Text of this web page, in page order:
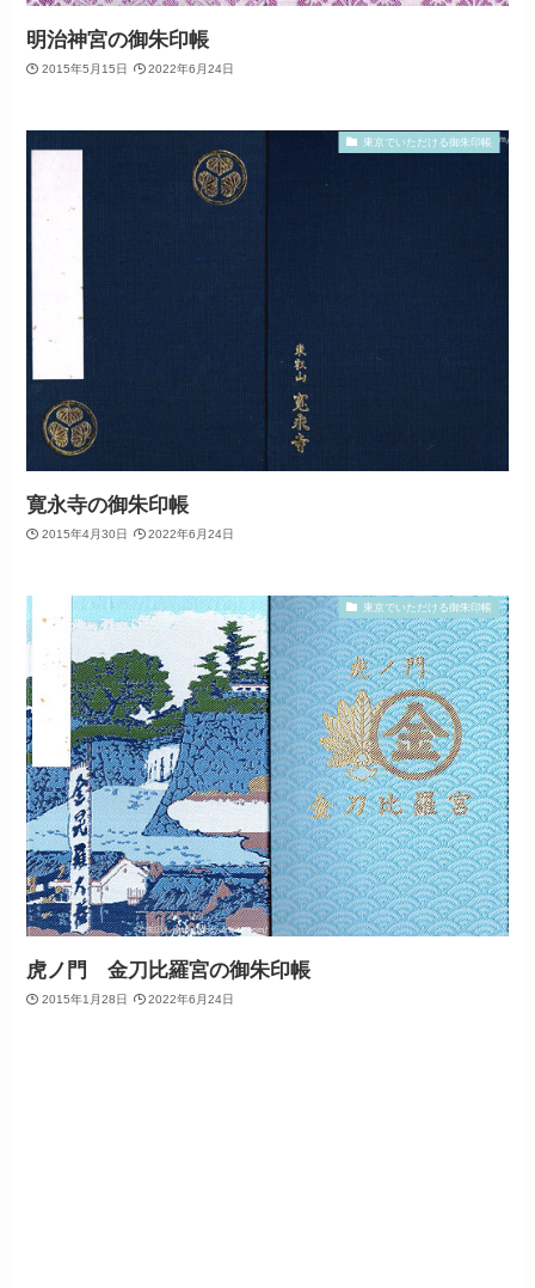
明治神宮の御朱印帳
2015年5月15日 2022年6月24日
東京でいただける御朱印帳
寛永寺の御朱印帳
2015年4月30日 2022年6月24日
東京でいただける御朱印帳
虎ノ門 金刀比羅宮の御朱印帳
2015年1月28日 2022年6月24日